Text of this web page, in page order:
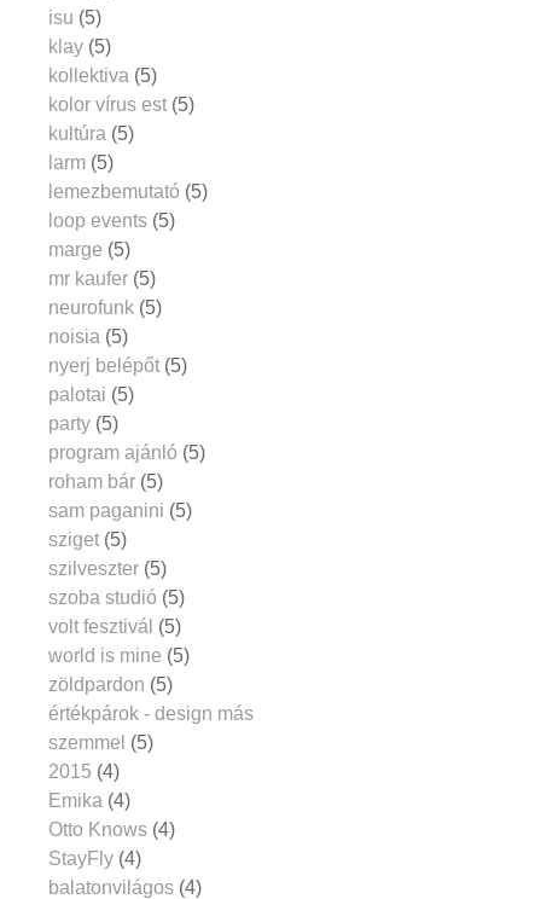
isu (5)
klay (5)
kollektiva (5)
kolor vírus est (5)
kultúra (5)
larm (5)
lemezbemutató (5)
loop events (5)
marge (5)
mr kaufer (5)
neurofunk (5)
noisia (5)
nyerj belépőt (5)
palotai (5)
party (5)
program ajánló (5)
roham bár (5)
sam paganini (5)
sziget (5)
szilveszter (5)
szoba studió (5)
volt fesztivál (5)
world is mine (5)
zöldpardon (5)
értékpárok - design más
szemmel (5)
2015 (4)
Emika (4)
Otto Knows (4)
StayFly (4)
balatonvilágos (4)